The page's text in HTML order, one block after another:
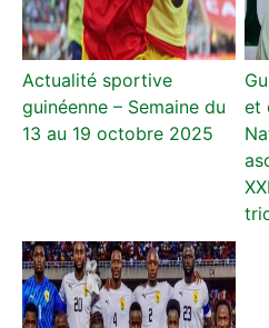
Actualité sportive
guinéenne – Semaine du
13 au 19 octobre 2025
et